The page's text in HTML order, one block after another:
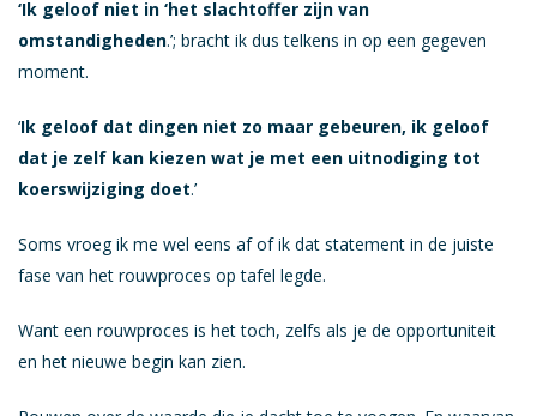
‘Ik geloof niet in ‘het slachtoffer zijn van
omstandigheden.’; bracht ik dus telkens in op een gegeven
moment.
‘Ik geloof dat dingen niet zo maar gebeuren, ik geloof
dat je zelf kan kiezen wat je met een uitnodiging tot
koerswijziging doet.’
Soms vroeg ik me wel eens af of ik dat statement in de juiste
fase van het rouwproces op tafel legde.
Want een rouwproces is het toch, zelfs als je de opportuniteit
en het nieuwe begin kan zien.